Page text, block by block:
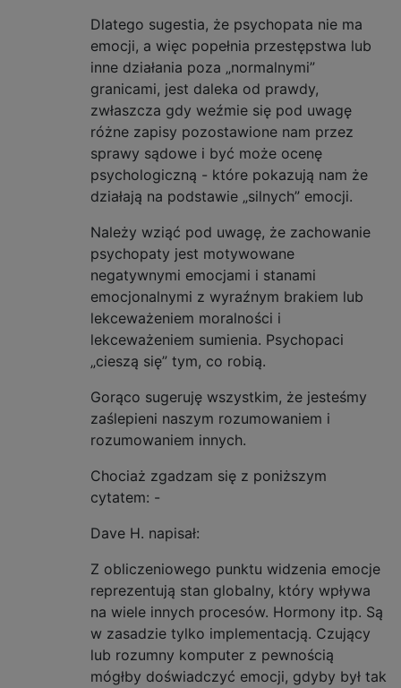
Dlatego sugestia, że ​​psychopata nie ma
emocji, a więc popełnia przestępstwa lub
inne działania poza „normalnymi”
granicami, jest daleka od prawdy,
zwłaszcza gdy weźmie się pod uwagę
różne zapisy pozostawione nam przez
sprawy sądowe i być może ocenę
psychologiczną - które pokazują nam że
działają na podstawie „silnych” emocji.
Należy wziąć pod uwagę, że zachowanie
psychopaty jest motywowane
negatywnymi emocjami i stanami
emocjonalnymi z wyraźnym brakiem lub
lekceważeniem moralności i
lekceważeniem sumienia. Psychopaci
„cieszą się” tym, co robią.
Gorąco sugeruję wszystkim, że jesteśmy
zaślepieni naszym rozumowaniem i
rozumowaniem innych.
Chociaż zgadzam się z poniższym
cytatem: -
Dave H. napisał:
Z obliczeniowego punktu widzenia emocje
reprezentują stan globalny, który wpływa
na wiele innych procesów. Hormony itp. Są
w zasadzie tylko implementacją. Czujący
lub rozumny komputer z pewnością
mógłby doświadczyć emocji, gdyby był tak